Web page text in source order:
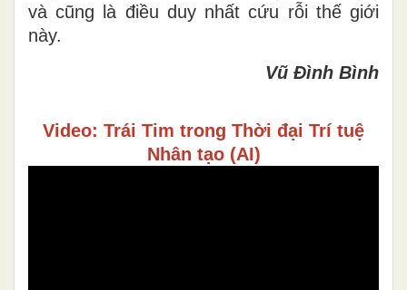
và cũng là điều duy nhất cứu rỗi thế giới
này.
Vũ Đình Bình
Video: Trái Tim trong Thời đại Trí tuệ
Nhân tạo (AI)